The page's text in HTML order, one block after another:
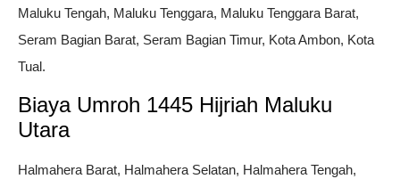
Maluku Tengah, Maluku Tenggara, Maluku Tenggara Barat,
Seram Bagian Barat, Seram Bagian Timur, Kota Ambon, Kota
Tual.
Biaya Umroh 1445 Hijriah Maluku
Utara
Halmahera Barat, Halmahera Selatan, Halmahera Tengah,